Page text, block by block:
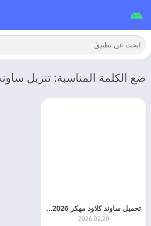
ضع الكلمة المناسبة: تنزيل ساوند
تحميل ساوند كلاود مهكر 2026 SoundCloud APK اخر اصدار
2026.02.20